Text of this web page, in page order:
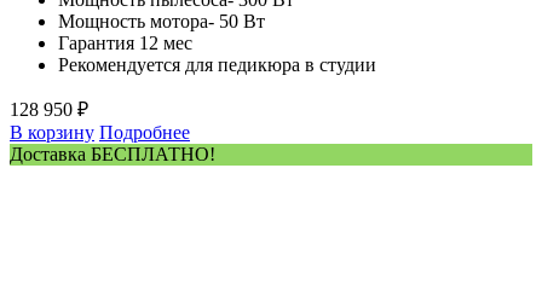
Мощность мотора- 50 Вт
Гарантия 12 мес
Рекомендуется для педикюра в студии
128 950 ₽
В корзину Подробнее
Доставка БЕСПЛАТНО!